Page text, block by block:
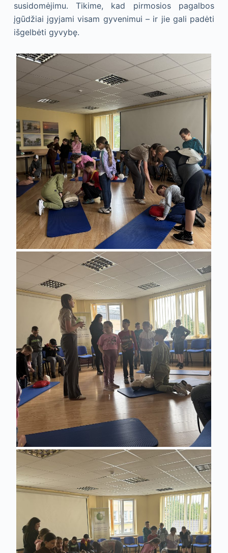
susidomėjimu. Tikime, kad pirmosios pagalbos
įgūdžiai įgyjami visam gyvenimui – ir jie gali padėti
išgelbėti gyvybę.